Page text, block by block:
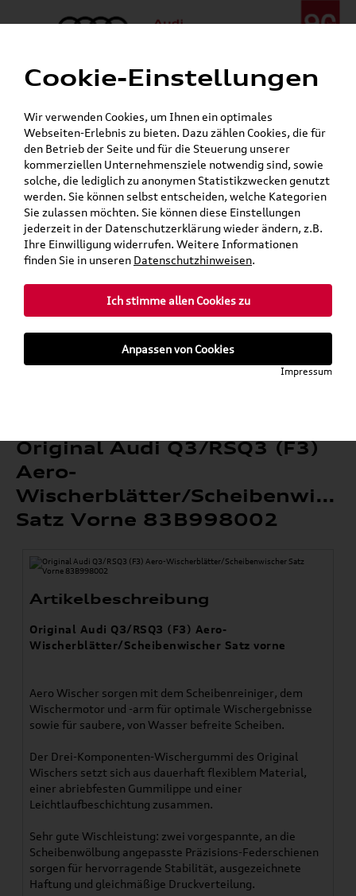
Menü
24h-Pannenhilfe:+49 (0)171 / 870 72 87
Gerade geöffnet
Verkauf:
Mo. - Fr. 08:00 - 19:00 Uhr Sa. 09:00 - 13:00 Uhr
Service:Mo. - Fr. 06:00 - 20:00 Uhr Sa. 08:00 - 13:00 Uhr
teilen Twitter Instagram WhatsApp E-Mail
» »
» »
Original Audi Q3/RSQ3 (F3)
Aero-
Wischerblätter/
Satz Vorne 83B998002
Artikelbeschreibung
Original Audi Q3/RSQ3 (F3) Aero-
Wischerblätter/Scheibenwischer Satz vorne
Aero Wischer sorgen mit dem Scheibenreiniger, dem
Wischermotor und -arm für optimale Wischergebnisse
sowie für saubere, von Wasser befreite Scheiben.
Der Drei-Komponenten-Wischergummi des Original
Wischers setzt sich aus dauerhaft flexiblem Material,
einer abriebfesten Gummilippe und einer
Leichtlaufbeschichtung zusammen.
Sehr gute Wischleistung: zwei vorgespannte, an die
Scheibenwölbung angepasste Präzisions-Federschienen
sorgen für hervorragende Stabilität, ausgezeichnete
Haftung und gleichmäßige Druckverteilung.
Cookie-Einstellungen
Wir verwenden Cookies, um Ihnen ein optimales
Webseiten-Erlebnis zu bieten. Dazu zählen Cookies, die für
den Betrieb der Seite und für die Steuerung unserer
kommerziellen Unternehmensziele notwendig sind, sowie
solche, die lediglich zu anonymen Statistikzwecken genutzt
werden. Sie können selbst entscheiden, welche Kategorien
Sie zulassen möchten. Sie können diese Einstellungen
jederzeit in der Datenschutzerklärung wieder ändern, z.B.
Ihre Einwilligung widerrufen. Weitere Informationen
finden Sie in unseren Datenschutzhinweisen.
Ich stimme allen Cookies zu
Anpassen von Cookies
Impressum